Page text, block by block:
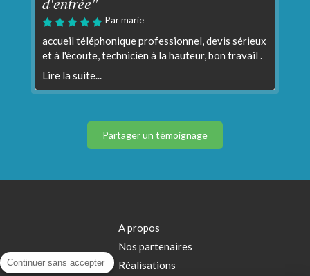
Par marie
accueil téléphonique professionnel, devis sérieux
et à l'écoute, technicien à la hauteur, bon travail .
Lire la suite...
Partager un témoignage
A propos
Nos partenaires
Réalisations
Continuer sans accepter